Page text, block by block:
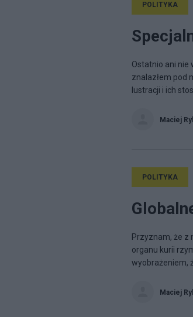
POLITYKA
Ostatnio ani nie
znalazłem pod
lustracji i ich
Maciej
POLITYKA
Przyznam, że z
organu kurii
wyobrażeniem,
Maciej